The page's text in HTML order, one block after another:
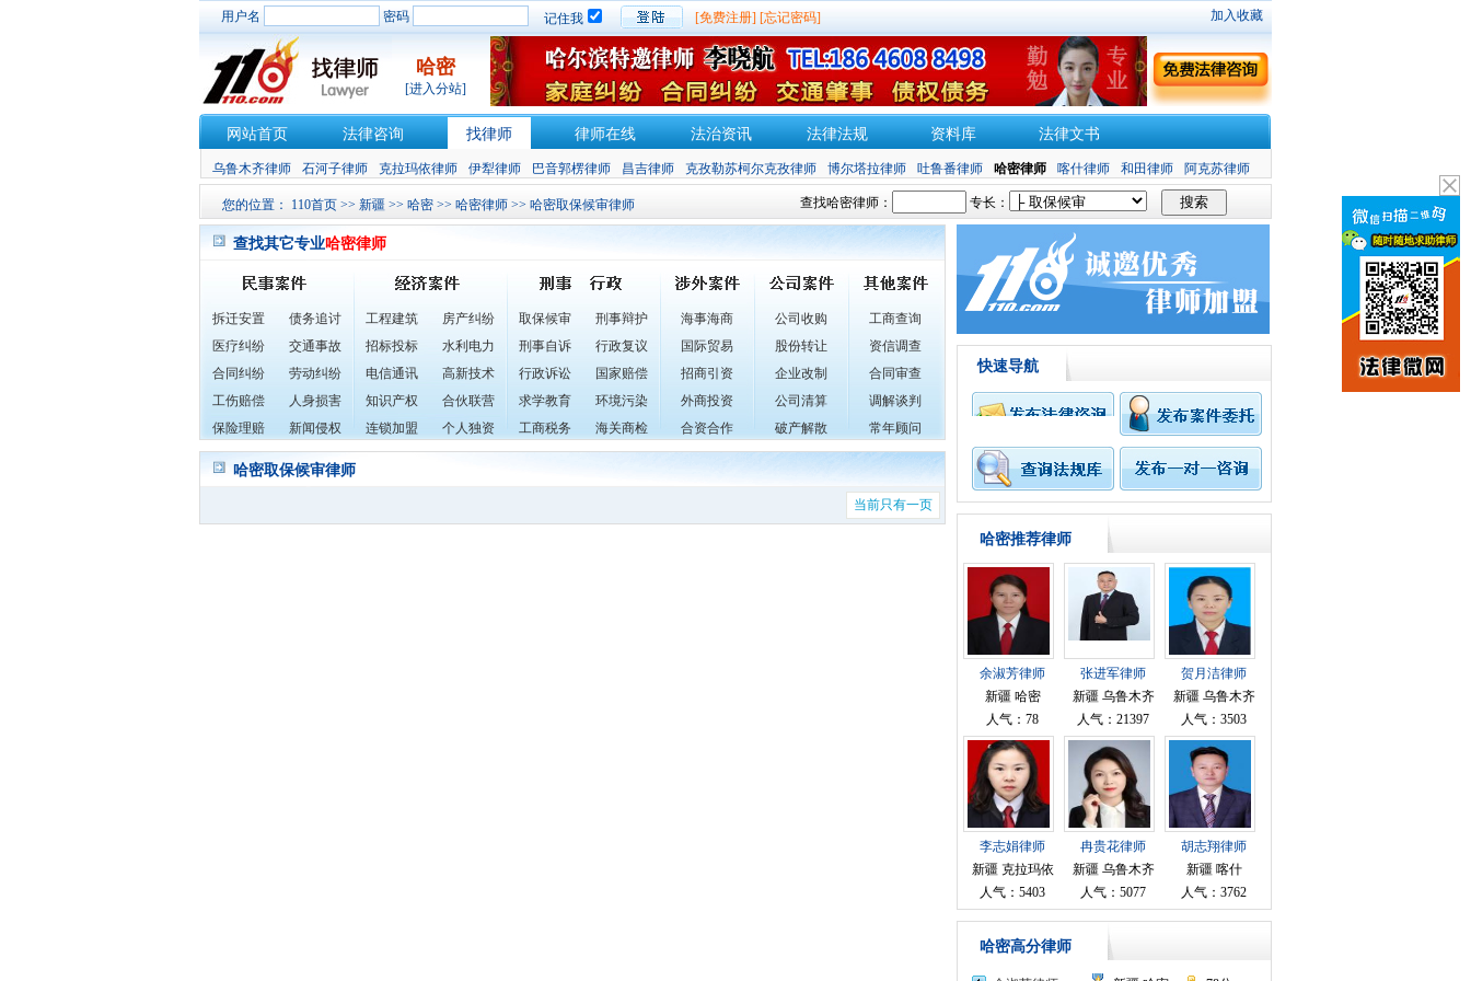
用户名 密码 记住我 [免费注册] [忘记密码] 加入收藏
哈密
[进入分站]
网站首页 法律咨询 找律师 律师在线 法治资讯 法律法规 资料库 法律文书
乌鲁木齐律师 石河子律师 克拉玛依律师 伊犁律师 巴音郭楞律师 昌吉律师 克孜勒苏柯尔克孜律师 博尔塔拉律师 吐鲁番律师 哈密律师 喀什律师 和田律师 阿克苏律师
您的位置： 110首页 >> 新疆 >> 哈密 >> 哈密律师 >> 哈密取保候审律师 查找哈密律师： 专长：
查找其它专业哈密律师
拆迁安置
债务追讨
医疗纠纷
交通事故
合同纠纷
劳动纠纷
工伤赔偿
人身损害
保险理赔
新闻侵权
工程建筑
房产纠纷
招标投标
水利电力
电信通讯
高新技术
知识产权
合伙联营
连锁加盟
个人独资
取保候审
刑事辩护
刑事自诉
行政复议
行政诉讼
国家赔偿
求学教育
环境污染
工商税务
海关商检
海事海商
国际贸易
招商引资
外商投资
合资合作
公司收购
股份转让
企业改制
公司清算
破产解散
工商查询
资信调查
合同审查
调解谈判
常年顾问
哈密取保候审律师
当前只有一页
快速导航
哈密推荐律师
余淑芳律师
新疆 哈密
人气：78
张进军律师
新疆 乌鲁木齐
人气：21397
贺月洁律师
新疆 乌鲁木齐
人气：3503
李志娟律师
新疆 克拉玛依
人气：5403
冉贵花律师
新疆 乌鲁木齐
人气：5077
胡志翔律师
新疆 喀什
人气：3762
哈密高分律师